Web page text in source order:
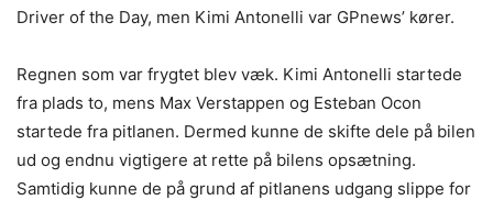
Driver of the Day, men Kimi Antonelli var GPnews’ kører.
Regnen som var frygtet blev væk. Kimi Antonelli startede
fra plads to, mens Max Verstappen og Esteban Ocon
startede fra pitlanen. Dermed kunne de skifte dele på bilen
ud og endnu vigtigere at rette på bilens opsætning.
Samtidig kunne de på grund af pitlanens udgang slippe for